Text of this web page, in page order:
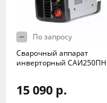
По запросу
Сварочный аппарат
инверторный САИ250ПН
15 090 р.